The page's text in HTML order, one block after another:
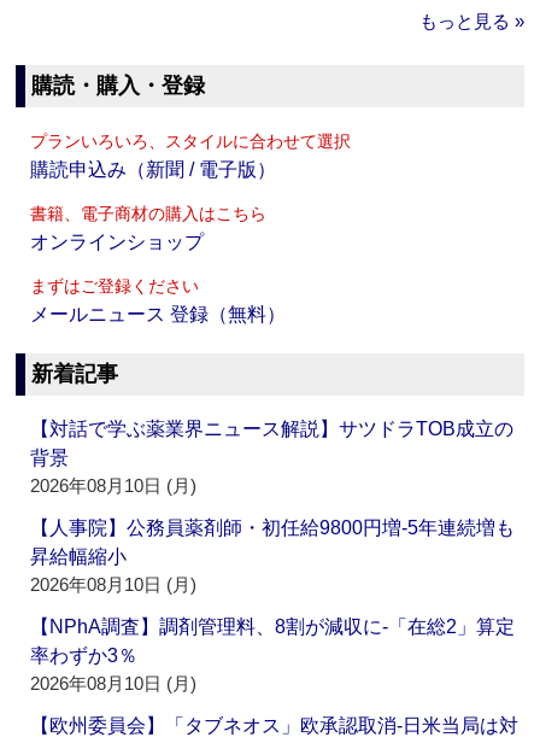
もっと見る »
購読・購入・登録
プランいろいろ、スタイルに合わせて選択
購読申込み（新聞 / 電子版）
書籍、電子商材の購入はこちら
オンラインショップ
まずはご登録ください
メールニュース 登録（無料）
新着記事
【対話で学ぶ薬業界ニュース解説】サツドラTOB成立の
背景
2026年08月10日 (月)
【人事院】公務員薬剤師・初任給9800円増‐5年連続増も
昇給幅縮小
2026年08月10日 (月)
【NPhA調査】調剤管理料、8割が減収に‐「在総2」算定
率わずか3％
2026年08月10日 (月)
【欧州委員会】「タブネオス」欧承認取消‐日米当局は対